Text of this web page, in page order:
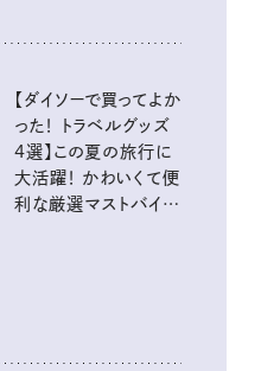
【ダイソーで買ってよか
った！ トラベルグッズ
4選】この夏の旅行に
大活躍！ かわいくて便
利な厳選マストバイア